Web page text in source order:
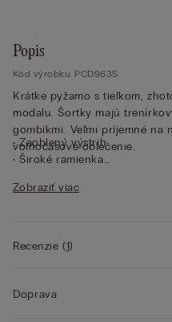
Popis
Kód výrobku: PCD963S
Krátke pyžamo s tielkom,
modalu. Šortky majú
gombíkmi. Veľmi príjemné na
voľnočasové oblečenie.
• Zaoblený výstrih
• Široké ramienka
• Obopínajúci strih
Zobraziť viac
Recenzie(1)
Doprava